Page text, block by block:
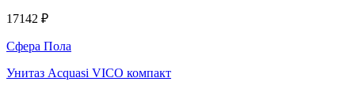
17142 ₽
Сфера Пола
Унитаз Acquasi VICO компакт